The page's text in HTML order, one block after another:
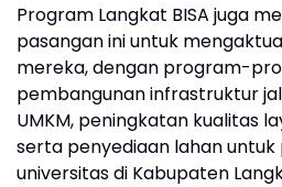
Program Langkat BISA juga
pasangan ini untuk
mereka, dengan program-
pembangunan infrastruktur
UMKM, peningkatan kualitas
serta penyediaan lahan
universitas di Kabupaten